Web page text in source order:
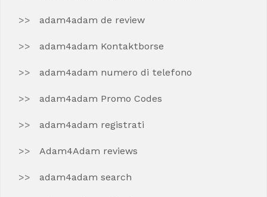
adam4adam de review
adam4adam Kontaktborse
adam4adam numero di telefono
adam4adam Promo Codes
adam4adam registrati
Adam4Adam reviews
adam4adam search